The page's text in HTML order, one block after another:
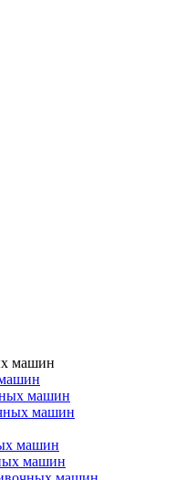
машин
машин
машин
машин